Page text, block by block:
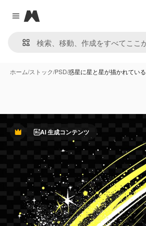
Close menu
Magnific
ホーム/ストック/PSD/惑星に星と星が描かれている
PremiumAI 生成コンテンツ